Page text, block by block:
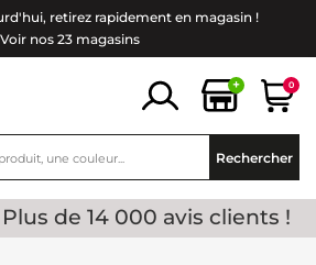
retirez rapidement en magasin !
Voir nos 23 magasins
+ 0
Rechercher
- Plus de 14 000 avis clients !